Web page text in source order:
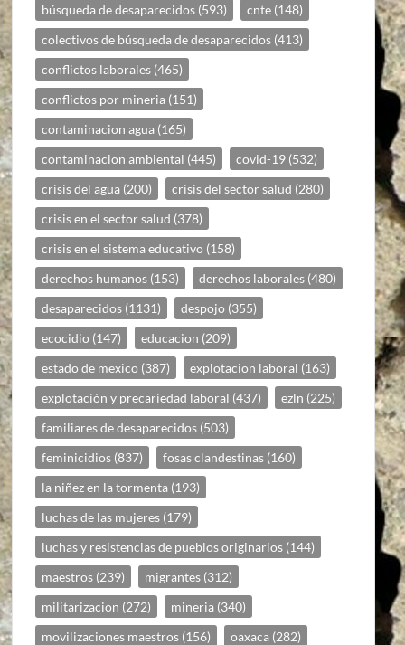
búsqueda de desaparecidos (593) cnte (148)
colectivos de búsqueda de desaparecidos (413)
conflictos laborales (465)
conflictos por mineria (151)
contaminacion agua (165)
contaminacion ambiental (445) covid-19 (532)
crisis del agua (200) crisis del sector salud (280)
crisis en el sector salud (378)
crisis en el sistema educativo (158)
derechos humanos (153) derechos laborales (480)
desaparecidos (1131) despojo (355)
ecocidio (147) educacion (209)
estado de mexico (387) explotacion laboral (163)
explotación y precariedad laboral (437) ezln (225)
familiares de desaparecidos (503)
feminicidios (837) fosas clandestinas (160)
la niñez en la tormenta (193)
luchas de las mujeres (179)
luchas y resistencias de pueblos originarios (144)
maestros (239) migrantes (312)
militarizacion (272) mineria (340)
movilizaciones maestros (156) oaxaca (282)